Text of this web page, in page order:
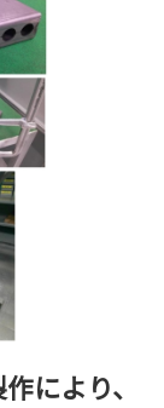
により、